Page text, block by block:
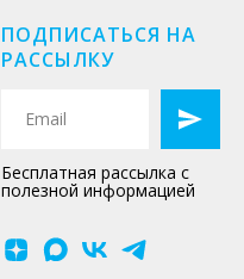
ПОДПИСАТЬСЯ НА
РАССЫЛКУ
Бесплатная рассылка с
полезной информацией